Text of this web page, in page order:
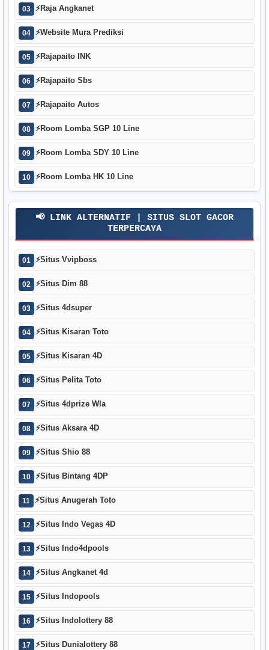
03 ⚡Raja Angkanet
04 ⚡Website Mura Prediksi
05 ⚡Rajapaito INK
06 ⚡Rajapaito Sbs
07 ⚡Rajapaito Autos
08 ⚡Room Lomba SGP 10 Line
09 ⚡Room Lomba SDY 10 Line
10 ⚡Room Lomba HK 10 Line
📢 LINK ALTERNATIF | SITUS SLOT GACOR
TERPERCAYA
01 ⚡Situs Vvipboss
02 ⚡Situs Dim 88
03 ⚡Situs 4dsuper
04 ⚡Situs Kisaran Toto
05 ⚡Situs Kisaran 4D
06 ⚡Situs Pelita Toto
07 ⚡Situs 4dprize Wla
08 ⚡Situs Aksara 4D
09 ⚡Situs Shio 88
10 ⚡Situs Bintang 4DP
11 ⚡Situs Anugerah Toto
12 ⚡Situs Indo Vegas 4D
13 ⚡Situs Indo4dpools
14 ⚡Situs Angkanet 4d
15 ⚡Situs Indopools
16 ⚡Situs Indolottery 88
17 ⚡Situs Dunialottery 88